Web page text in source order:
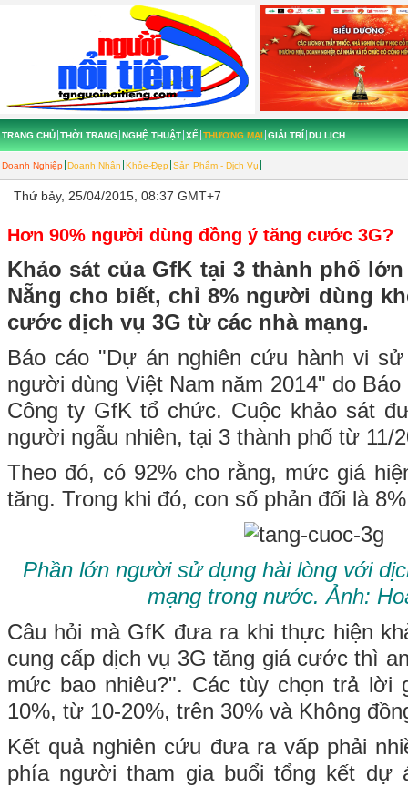
TRANG CHỦ THỜI TRANG NGHỆ THUẬT XẾ THƯƠNG MẠI
Doanh Nghiệp Doanh Nhân Khỏe-Đẹp Sản Phẩm - Dịch Vụ
GIẢI TRÍ DU LỊCH
Thứ bảy, 25/04/2015, 08:37 GMT+7
Hơn 90% người dùng đồng ý tăng cước 3G?
Khảo sát của GfK tại 3 thành phố lớn
Nẵng cho biết, chỉ 8% người dùng
cước dịch vụ 3G từ các nhà mạng.
Báo cáo "Dự án nghiên cứu hành vi
người dùng Việt Nam năm 2014" do
Công ty GfK tổ chức. Cuộc khảo sát
người ngẫu nhiên, tại 3 thành phố từ 11/
Theo đó, có 92% cho rằng, mức giá
tăng. Trong khi đó, con số phản đối là
Phần lớn người sử dụng hài lòng với
mạng trong nước. Ảnh:
Câu hỏi mà GfK đưa ra khi thực hiện
cung cấp dịch vụ 3G tăng giá cước thì
mức bao nhiêu?". Các tùy chọn trả lời
10%, từ 10-20%, trên 30% và Không
Kết quả nghiên cứu đưa ra vấp phải
phía người tham gia buổi tổng kết